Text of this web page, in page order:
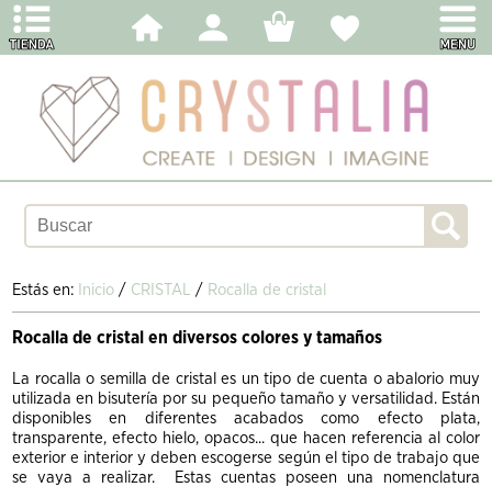
Estás en: Inicio / CRISTAL / Rocalla de cristal
Rocalla de cristal en diversos colores y tamaños
La rocalla o semilla de cristal es un tipo de cuenta o abalorio muy
utilizada en bisutería por su pequeño tamaño y versatilidad. Están
disponibles en diferentes acabados como efecto plata,
transparente, efecto hielo, opacos... que hacen referencia al color
exterior e interior y deben escogerse según el tipo de trabajo que
se vaya a realizar. Estas cuentas poseen una nomenclatura